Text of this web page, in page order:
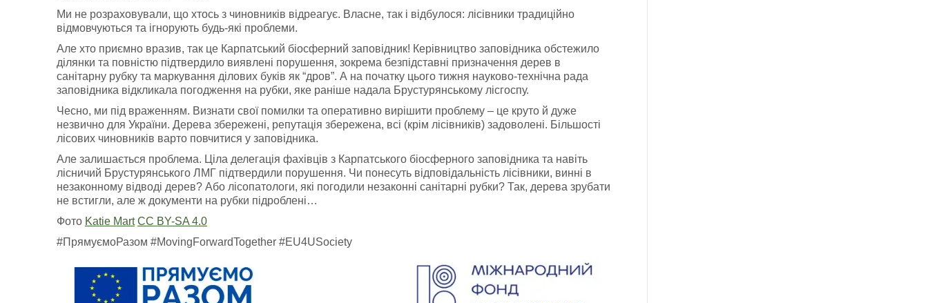
Ми не розраховували, що хтось з чиновників відреагує. Власне, так і відбулося: лісівники традиційно
відмовчуються та ігнорують будь-які проблеми.
Але хто приємно вразив, так це Карпатський біосферний заповідник! Керівництво заповідника обстежило
ділянки та повністю підтвердило виявлені порушення, зокрема безпідставні призначення дерев в
санітарну рубку та маркування ділових буків як “дров”. А на початку цього тижня науково-технічна рада
заповідника відкликала погодження на рубки, яке раніше надала Брустурянському лісгоспу.
Чесно, ми під враженням. Визнати свої помилки та оперативно вирішити проблему – це круто й дуже
незвично для України. Дерева збережені, репутація збережена, всі (крім лісівників) задоволені. Більшості
лісових чиновників варто повчитися у заповідника.
Але залишається проблема. Ціла делегація фахівців з Карпатського біосферного заповідника та навіть
лісничий Брустурянського ЛМГ підтвердили порушення. Чи понесуть відповідальність лісівники, винні в
незаконному відводі дерев? Або лісопатологи, які погодили незаконні санітарні рубки? Так, дерева зрубати
не встигли, але ж документи на рубки підроблені…
Фото Katie Mart CC BY-SA 4.0
#ПрямуємоРазом #MovingForwardTogether #EU4USociety